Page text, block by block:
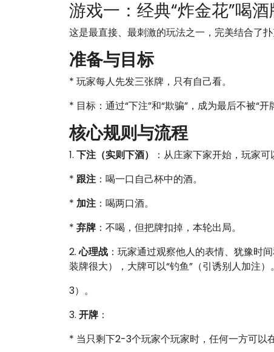
游戏一：经典“炸金花”喝酒
这是最直接、最刺激的玩法之一，完美结合了扑
准备与目标
* 玩家每人先发三张牌，只有自己看。
* 目标：通过“下注”和“欺骗”，成为最后不被“
核心规则与流程
1. 下注（实则下酒）
：从庄家下家开始，玩家可
* 跟注：喝一口自己杯中的酒。
* 加注：喝两口酒。
* 弃牌 ：不喝，但把牌扣掉，本轮出局。
2.心理战 ：玩家通过观察他人的表情、犹豫时
装牌很大），大牌可以“钓鱼”（引诱别人加注）。
3）。
3. 开牌 ：
* 当只剩下2-3个玩家个玩家时，任何一方可以